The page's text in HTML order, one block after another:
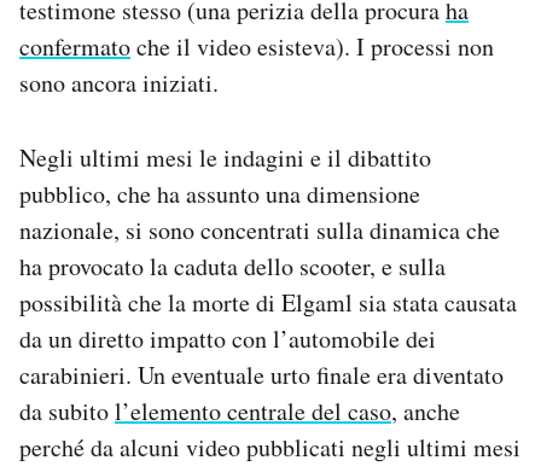
testimone stesso (una perizia della procuraha
confermatoche il video esisteva). I processi non
sono ancora iniziati.
Negli ultimi mesi le indagini e il dibattito
pubblico, che ha assunto una dimensione
nazionale, si sono concentrati sulla dinamica che
ha provocato la caduta dello scooter, e sulla
possibilità che la morte di Elgaml sia stata causata
da un diretto impatto con l’automobile dei
carabinieri. Un eventuale urto finale era diventato
da subitol’elemento centrale del caso, anche
perché da alcuni video pubblicati negli ultimi mesi